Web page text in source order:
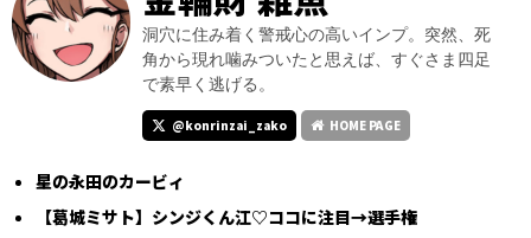
洞穴に住み着く警戒心の高いインプ。突然、死
角から現れ噛みついたと思えば、すぐさま四足
で素早く逃げる。
@konrinzai_zako HOME PAGE
星の永田のカービィ
【葛城ミサト】シンジくん江♡ココに注目→選手権